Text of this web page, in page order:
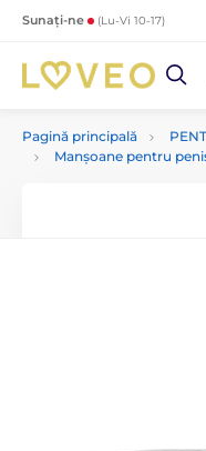
Sunați-ne (Lu-Vi 10-17)
Pagină principală
Manșoane pentru